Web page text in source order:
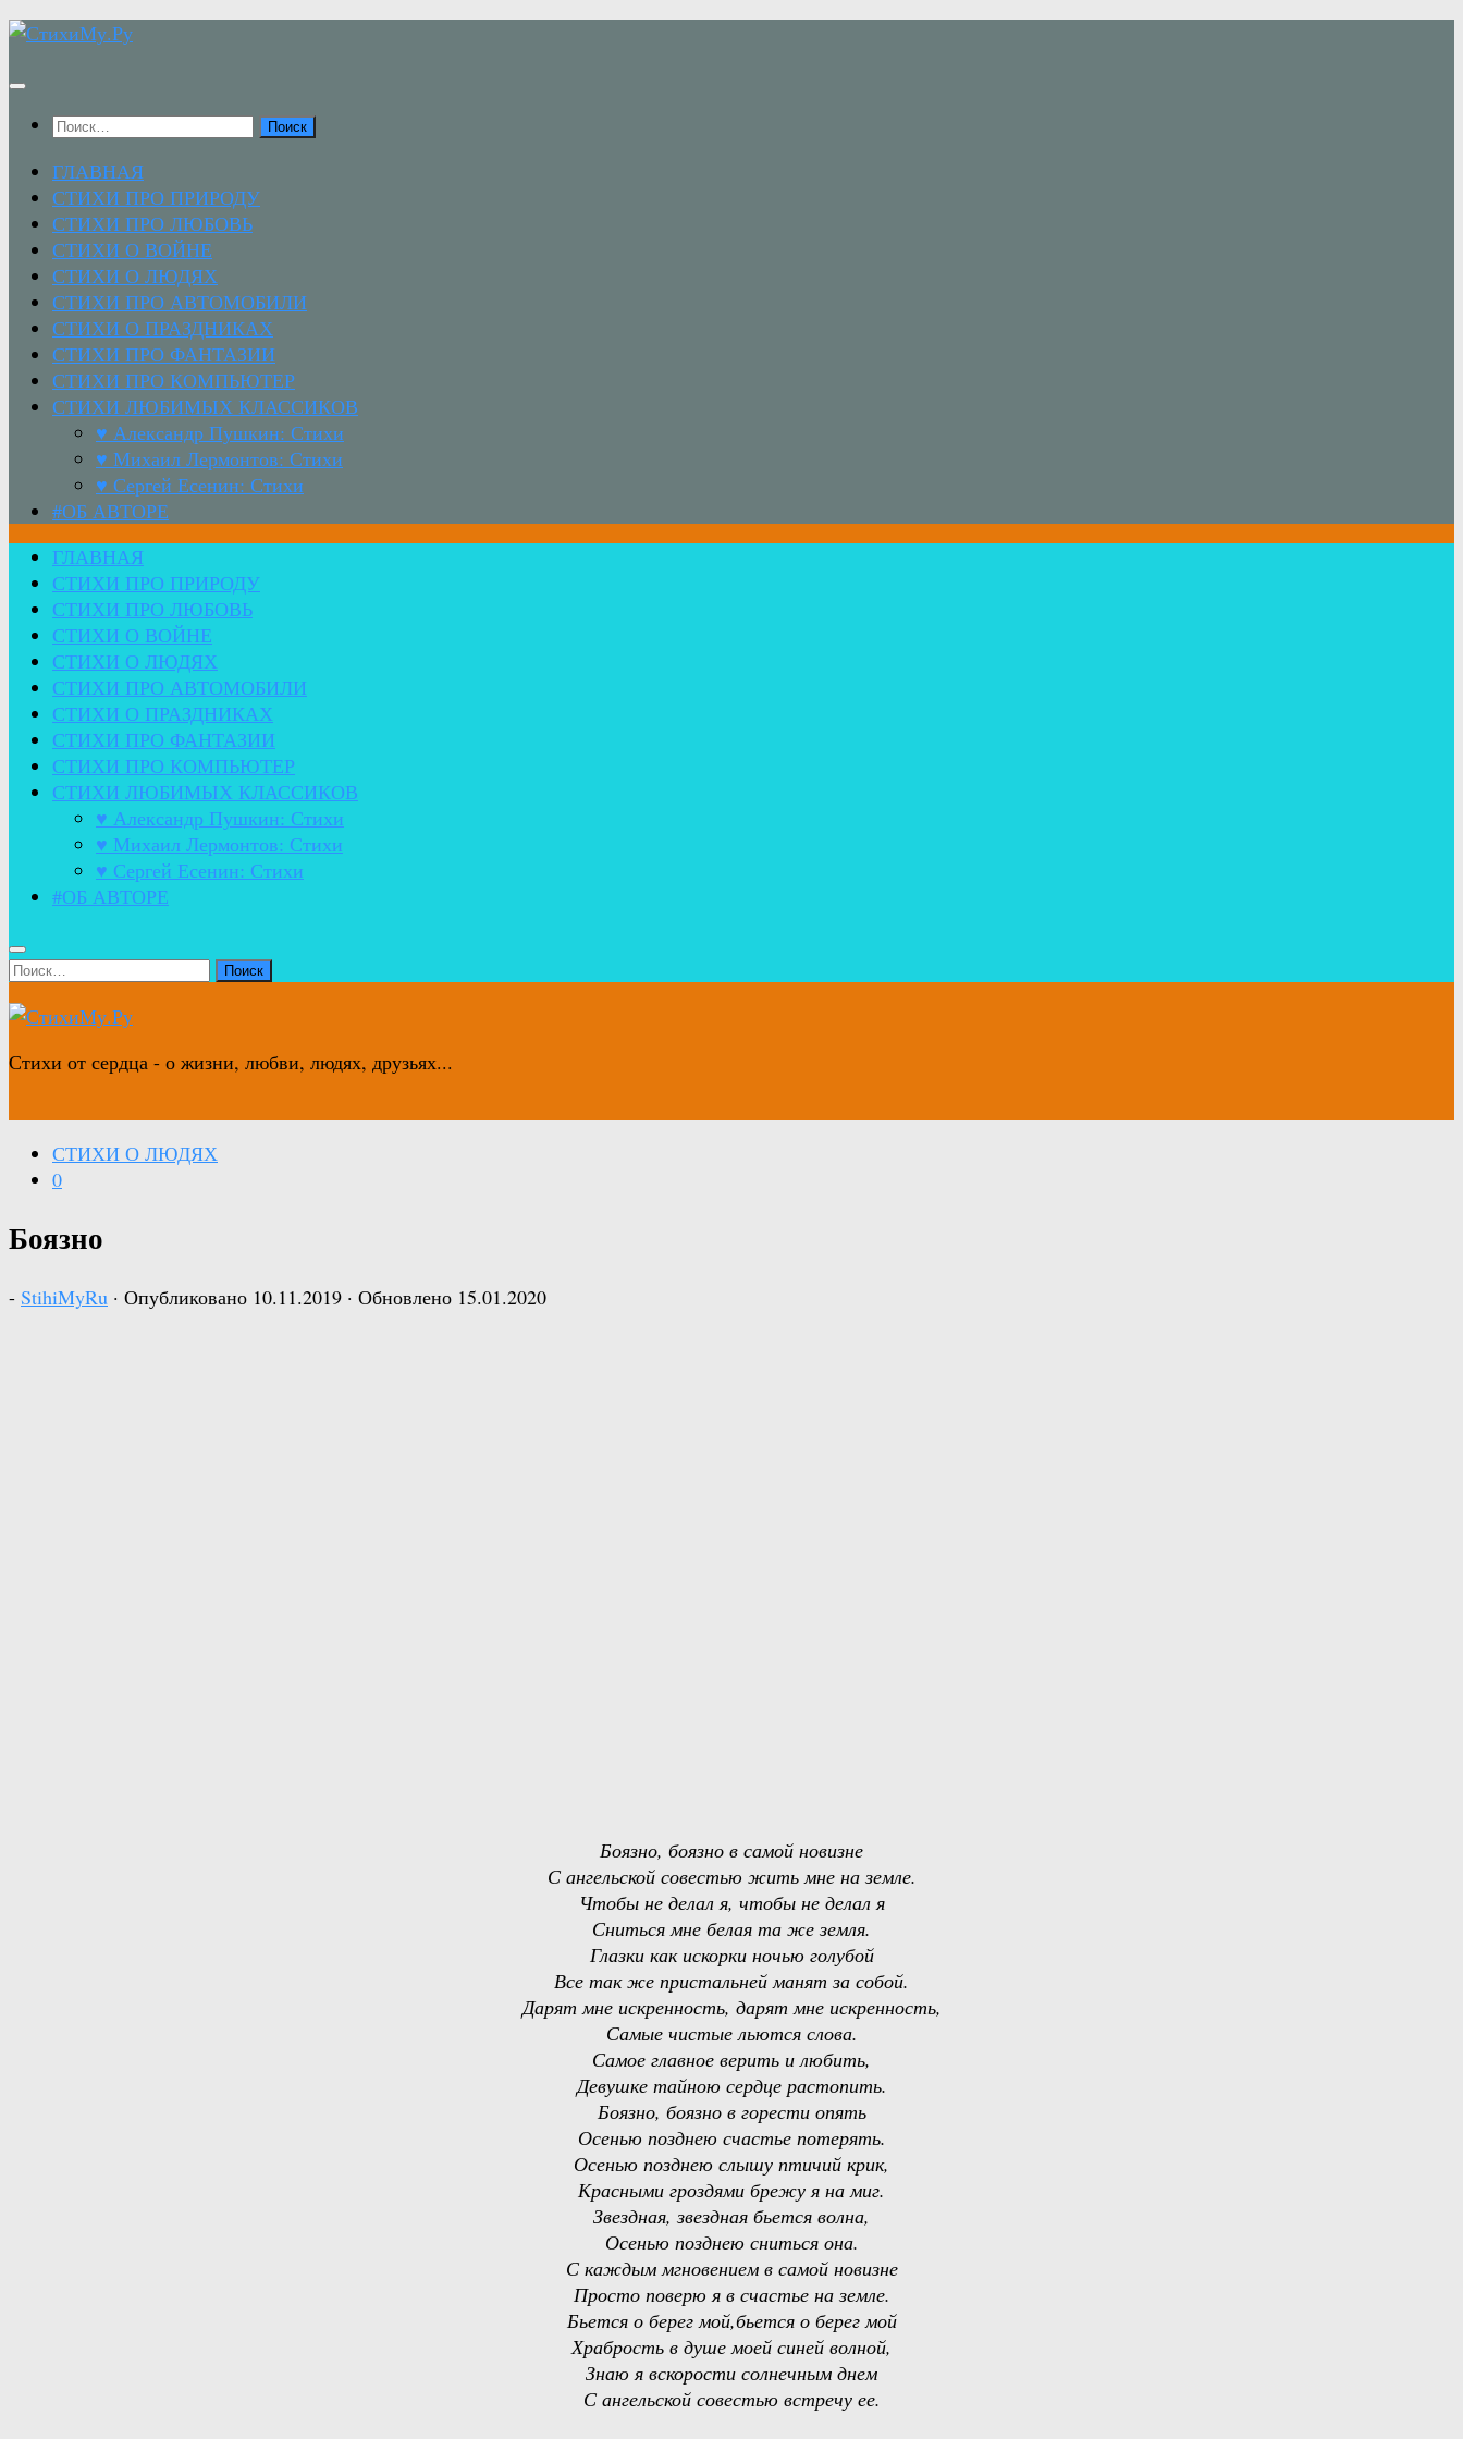
Перейти
содержимому
Найти:
ГЛАВНАЯ
СТИХИ ПРО ПРИРОДУ
СТИХИ ПРО ЛЮБОВЬ
СТИХИ О ВОЙНЕ
СТИХИ О ЛЮДЯХ
СТИХИ ПРО АВТОМОБИЛИ
СТИХИ О ПРАЗДНИКАХ
СТИХИ ПРО ФАНТАЗИИ
СТИХИ ПРО КОМПЬЮТЕР
СТИХИ ЛЮБИМЫХ КЛАССИКОВ
♥ Александр Пушкин: Стихи
♥ Михаил Лермонтов: Стихи
♥ Сергей Есенин: Стихи
#ОБ АВТОРЕ
ГЛАВНАЯ
СТИХИ ПРО ПРИРОДУ
СТИХИ ПРО ЛЮБОВЬ
СТИХИ О ВОЙНЕ
СТИХИ О ЛЮДЯХ
СТИХИ ПРО АВТОМОБИЛИ
СТИХИ О ПРАЗДНИКАХ
СТИХИ ПРО ФАНТАЗИИ
СТИХИ ПРО КОМПЬЮТЕР
СТИХИ ЛЮБИМЫХ КЛАССИКОВ
♥ Александр Пушкин: Стихи
♥ Михаил Лермонтов: Стихи
♥ Сергей Есенин: Стихи
#ОБ АВТОРЕ
Найти:
Стихи от сердца - о жизни, любви, людях, друзьях...
СТИХИ О ЛЮДЯХ
0
Боязно
- StihiMyRu · Опубликовано 10.11.2019 · Обновлено 15.01.2020
Боязно, боязно в самой новизне
С ангельской совестью жить мне на земле.
Чтобы не делал я, чтобы не делал я
Сниться мне белая та же земля.
Глазки как искорки ночью голубой
Все так же пристальней манят за собой.
Дарят мне искренность, дарят мне искренность,
Самые чистые льются слова.
Самое главное верить и любить,
Девушке тайною сердце растопить.
Боязно, боязно в горести опять
Осенью позднею счастье потерять.
Осенью позднею слышу птичий крик,
Красными гроздями брежу я на миг.
Звездная, звездная бьется волна,
Осенью позднею сниться она.
С каждым мгновением в самой новизне
Просто поверю я в счастье на земле.
Бьется о берег мой,бьется о берег мой
Храбрость в душе моей синей волной,
Знаю я вскорости солнечным днем
С ангельской совестью встречу ее.